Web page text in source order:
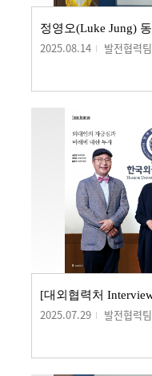
2025.08.14 발전협력팀
2025.07.29 발전협력팀